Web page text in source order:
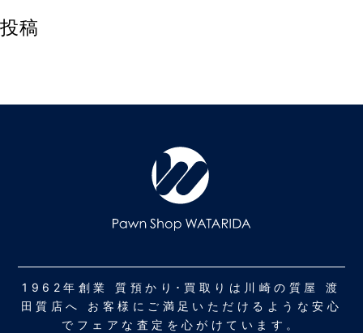
投稿
1962年創業 質預かり･買取りは川崎の質屋 渡
田質店へ お客様にご満足いただけるような安心
でフェアな査定を心がけています。